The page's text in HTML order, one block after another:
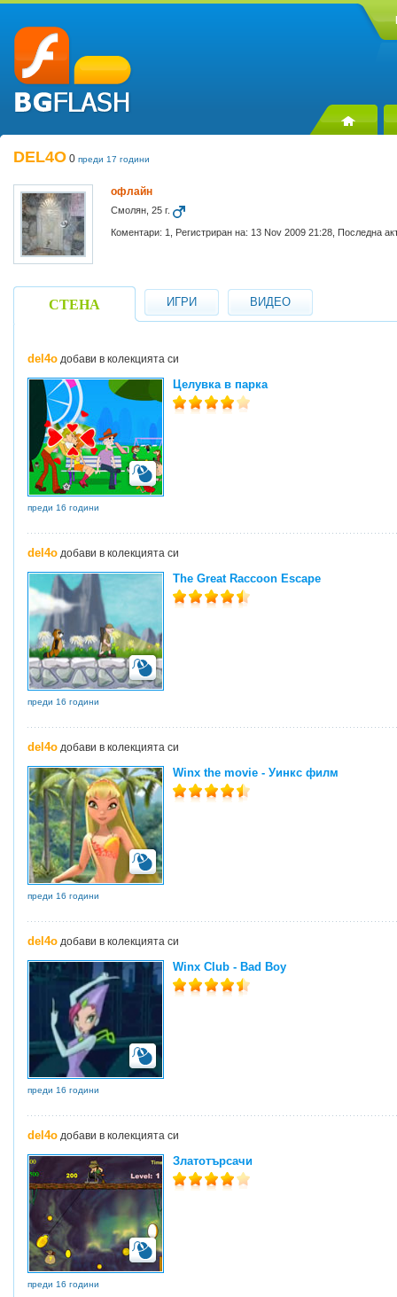
DEL4O 0 преди 17 години
офлайн
Смолян, 25 г.
Коментари: 1, Регистриран на: 13 Nov 2009 21:28, Последна
СТЕНА ИГРИ ВИДЕО
del4o добави в колекцията си
Целувка в парка
преди 16 години
del4o добави в колекцията си
The Great Raccoon Escape
преди 16 години
del4o добави в колекцията си
Winx the movie - Уинкс филм
преди 16 години
del4o добави в колекцията си
Winx Club - Bad Boy
преди 16 години
del4o добави в колекцията си
Златотърсачи
преди 16 години